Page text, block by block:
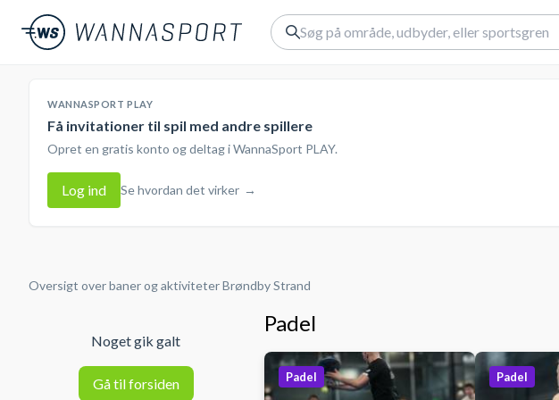
WANNASPORT PLAY
Få invitationer til spil med andre spillere
Opret en gratis konto og deltag i WannaSport PLAY.
Log ind Se hvordan det virker →
Oversigt over baner og aktiviteterBrøndby Strand
Noget gik galt
Gå til forsiden
Padel
Padel Padel